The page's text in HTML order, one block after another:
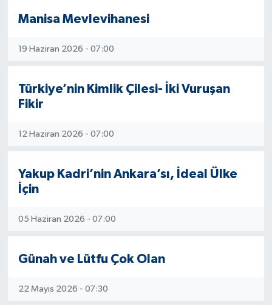
Manisa Mevlevihanesi
19 Haziran 2026 - 07:00
Türkiye’nin Kimlik Çilesi- İki Vuruşan
Fikir
12 Haziran 2026 - 07:00
Yakup Kadri’nin Ankara’sı, İdeal Ülke
İçin
05 Haziran 2026 - 07:00
Günah ve Lütfu Çok Olan
22 Mayıs 2026 - 07:30